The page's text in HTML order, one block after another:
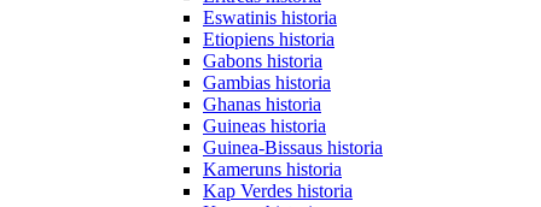
Eswatinis historia
Etiopiens historia
Gabons historia
Gambias historia
Ghanas historia
Guineas historia
Guinea-Bissaus historia
Kameruns historia
Kap Verdes historia